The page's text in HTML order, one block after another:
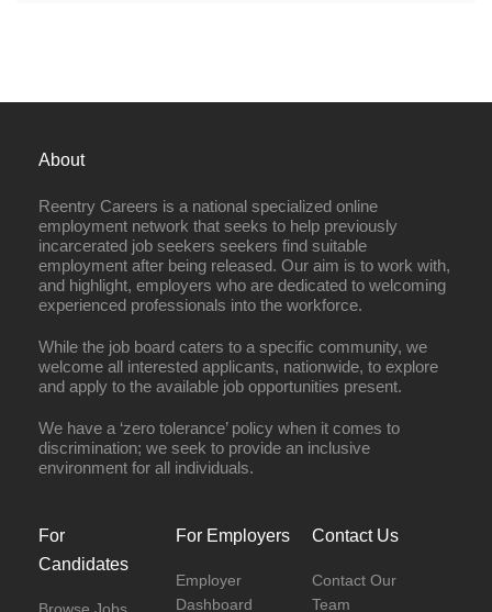
About
Reentry Careers is a national specialized online
employment network that seeks to help previously
incarcerated job seekers seekers find suitable
employment after being released. Our aim is to work with,
and highlight, employers who are dedicated to welcoming
experienced professionals into the workforce.
While the job board caters to a specific community, we
welcome all interested applicants, nationwide, to explore
and apply to the available job opportunities present.
We have a ‘zero tolerance’ policy when it comes to
discrimination; we seek to provide an inclusive
environment for all individuals.
For
Candidates
For Employers
Employer
Dashboard
Contact Us
Contact Our
Team